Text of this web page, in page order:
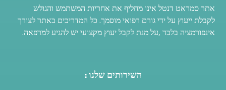
אתר סמראט דנטל אינו מחליף את אחריות המשתמש והגולש
לקבלת ייעוץ על ידי גורם רפואי מוסמך. כל המדריכים באתר לצורך
אינפורמציה בלבד ,על מנת לקבל יעוץ מקצועי יש להגיע למרפאה.
השירותים שלנו :